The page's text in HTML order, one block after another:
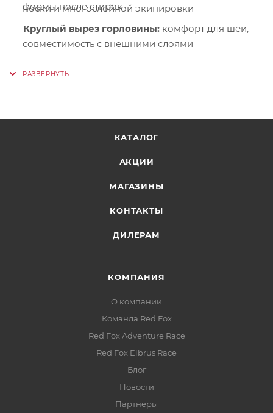
формы после стирок
носки и многослойной экипировки
Круглый вырез горловины: комфорт для шеи,
совместимость с внешними слоями
маршрута и города
КАТАЛОГ
АКЦИИ
МАГАЗИНЫ
КОНТАКТЫ
ДИЛЕРАМ
КОМПАНИЯ
О компании
Команда Red Fox
Red Fox Adventure Race
Red Fox Elbrus Race
Блог
Новости
Партнеры